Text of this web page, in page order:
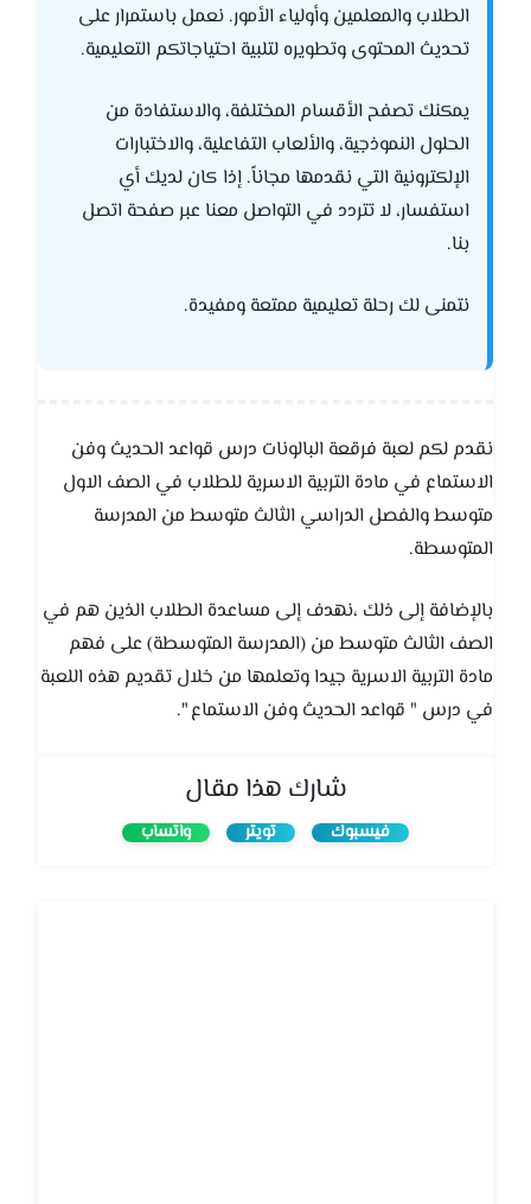
الطلاب والمعلمين وأولياء الأمور. نعمل باستمرار على
تحديث المحتوى وتطويره لتلبية احتياجاتكم التعليمية.
يمكنك تصفح الأقسام المختلفة، والاستفادة من
الحلول النموذجية، والألعاب التفاعلية، والاختبارات
الإلكترونية التي نقدمها مجاناً. إذا كان لديك أي
استفسار، لا تتردد في التواصل معنا عبر صفحة اتصل
بنا.
نتمنى لك رحلة تعليمية ممتعة ومفيدة.
نقدم لكم لعبة فرقعة البالونات درس قواعد الحديث وفن
الاستماع في مادة التربية الاسرية للطلاب في الصف الاول
متوسط والفصل الدراسي الثالث متوسط من المدرسة
المتوسطة.
بالإضافة إلى ذلك ،نهدف إلى مساعدة الطلاب الذين هم في
الصف الثالث متوسط من (المدرسة المتوسطة) على فهم
مادة التربية الاسرية جيدا وتعلمها من خلال تقديم هذه اللعبة
في درس " قواعد الحديث وفن الاستماع ".
شارك هذا مقال
فيسبوك تويتر واتساب